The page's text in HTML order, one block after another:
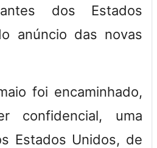
dos Estados
anúncio das novas
foi encaminhado,
confidencial, uma
Estados Unidos, de